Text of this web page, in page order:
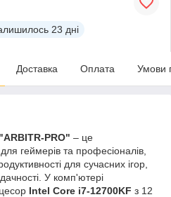
23 дні
Доставка Оплата Умови
PRO" – це
геймерів та професіоналів,
для сучасних ігор,
У комп'ютері
Intel Core i7-12700KF з 12